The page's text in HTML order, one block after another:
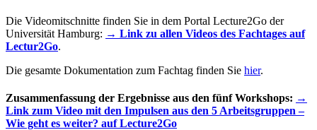
Die Videomitschnitte finden Sie in dem Portal Lecture2Go der
Universität Hamburg: → Link zu allen Videos des Fachtages auf
Lectur2Go.
Die gesamte Dokumentation zum Fachtag finden Sie hier.
Zusammenfassung der Ergebnisse aus den fünf Workshops: →
Link zum Video mit den Impulsen aus den 5 Arbeitsgruppen –
Wie geht es weiter? auf Lecture2Go